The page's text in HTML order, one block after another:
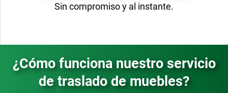
Sin compromiso y al instante.
¿Cómo funciona nuestro servicio
de traslado de muebles?